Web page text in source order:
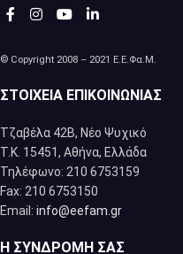
© Copyright 2008 – 2021 Ε.Ε.Φα.Μ.
ΣΤΟΙΧΕΊΑ ΕΠΙΚΟΙΝΩΝΊΑΣ
Τζαβέλα 42Β, Νέο Ψυχικό
Τ.Κ. 15451, Αθήνα, Eλλάδα
Τηλέφωνο: 210 6753159
Fax: 210 6753150
Email: info@eefam.gr
Η ΣΥΝΔΡΟΜΉ ΣΑΣ